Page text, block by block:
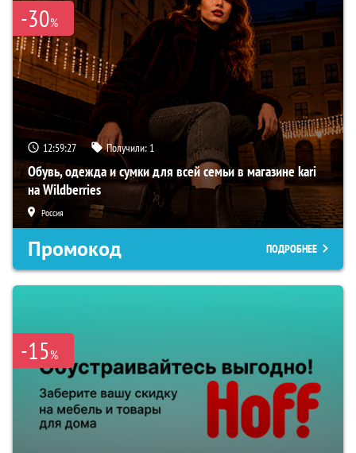
-30%
12:59:26 Получили: 1
Обувь, одежда и сумки для всей семьи в магазине kari
на Wildberries
Россия
Промокод ПОДРОБНЕЕ
-15%